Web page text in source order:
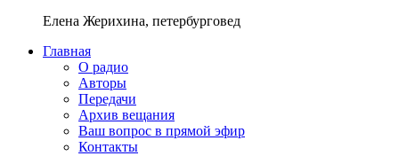
Елена Жерихина, петербурговед
Главная
О радио
Авторы
Передачи
Архив вещания
Ваш вопрос в прямой эфир
Контакты